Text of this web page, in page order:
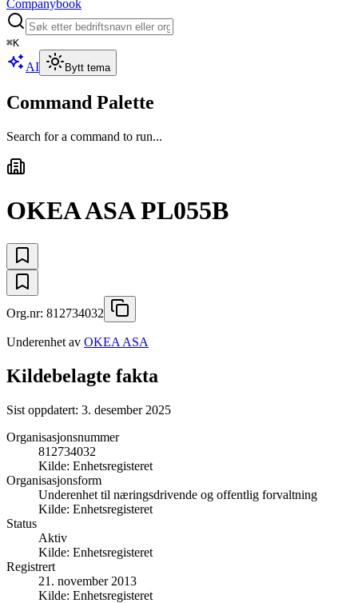
Companybook
⌘K
AI Bytt tema
Command Palette
Search for a command to run...
OKEA ASA PL055B
Org.nr: 812734032
Underenhet av OKEA ASA
Kildebelagte fakta
Sist oppdatert: 3. desember 2025
Organisasjonsnummer
812734032
Kilde: Enhetsregisteret
Organisasjonsform
Underenhet til næringsdrivende og offentlig forvaltning
Kilde: Enhetsregisteret
Status
Aktiv
Kilde: Enhetsregisteret
Registrert
21. november 2013
Kilde: Enhetsregisteret